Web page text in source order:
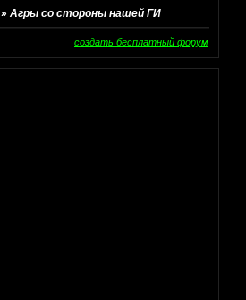
»Агры со стороны нашей ГИ
создать бесплатный форум